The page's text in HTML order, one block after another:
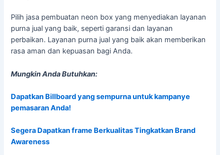
Pilih jasa pembuatan neon box yang menyediakan layanan
purna jual yang baik, seperti garansi dan layanan
perbaikan. Layanan purna jual yang baik akan memberikan
rasa aman dan kepuasan bagi Anda.
Mungkin Anda Butuhkan:
Dapatkan Billboard yang sempurna untuk kampanye
pemasaran Anda!
Segera Dapatkan frame Berkualitas Tingkatkan Brand
Awareness